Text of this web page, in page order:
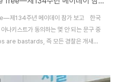
제134주년 메이데이 참가 보고 한국
나키스트가 동의하는 몇 안 되는 문구 중
are bastards, 즉 모든 경찰은 개새끼
키즘 역시 비단 작년 세종호텔의 고소에
라고 한다면, 그것은 어쩌면 일관성이 아